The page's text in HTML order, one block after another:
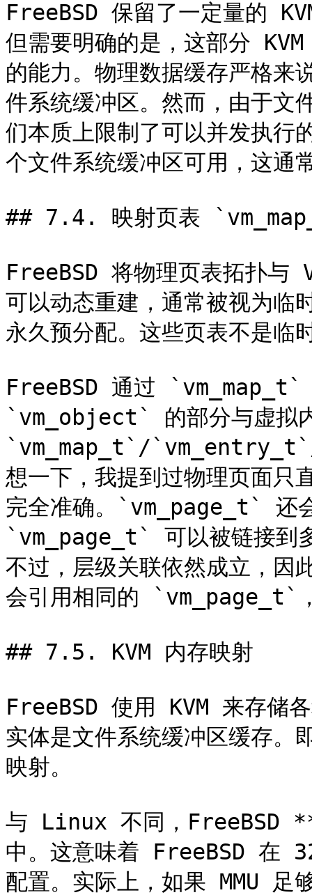
FreeBSD 保留了一定量的
但需要明确的是，这部分
的能力。物理数据缓存严格
件系统缓冲区。然而，由于
们本质上限制了可以并发执
个文件系统缓冲区可用，这通
## 7.4. 映射页表
FreeBSD 将物理页表拓扑与
可以动态重建，通常被视为临
永久预分配。这些页表不是临
FreeBSD 通过
`vm_object` 的部分与虚拟
`vm_map_t`/
想一下，我提到过物理页面
完全准确。`vm_page_t` 还
`vm_page_t` 可以被链接到
不过，层级关联依然成立，因
会引用相同的 `vm_page_t`
## 7.5. KVM 内存映射
FreeBSD 使用 KVM 来存储
实体是文件系统缓冲区缓
映射。
与 Linux 不同，FreeBSD **
中。这意味着 FreeBSD 在
配置。实际上，如果 MMU